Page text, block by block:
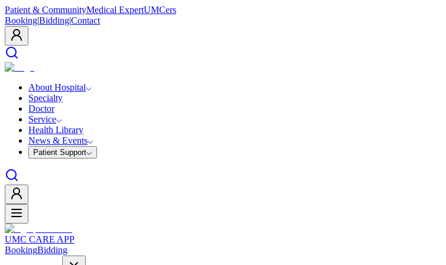
Patient & CommunityMedical ExpertUMCers
Booking|Bidding|Contact
About Hospital
Specialty
Doctor
Service
Health Library
News & Events
Patient Support
UMC CARE APP
BookingBidding